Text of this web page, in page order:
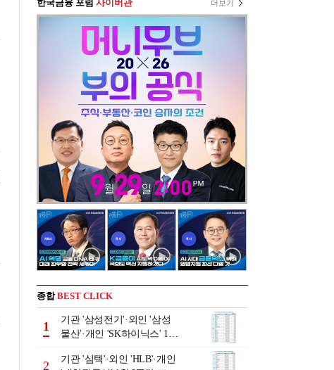
한국금융 포럼 사이버관 더보기
종합BEST CLICK
1
기관 '삼성전기'·외인 '삼성
물산'·개인 'SK하이닉스' 1위
년 8월3일~8월7일]
2
기관 '심텍'·외인 'HLB'·개인